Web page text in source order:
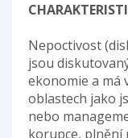
Nepoctivost
jsou
ekonomie a má
oblastech jako
nebo
korupce, plnění